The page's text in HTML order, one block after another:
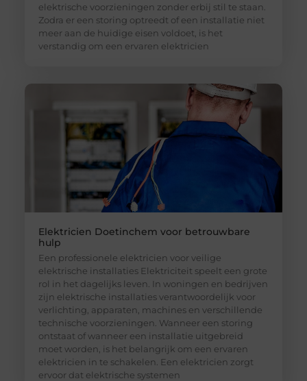
elektrische voorzieningen zonder erbij stil te staan.
Zodra er een storing optreedt of een installatie niet
meer aan de huidige eisen voldoet, is het
verstandig om een ervaren elektricien
Elektricien Doetinchem voor betrouwbare
hulp
Een professionele elektricien voor veilige
elektrische installaties Elektriciteit speelt een grote
rol in het dagelijks leven. In woningen en bedrijven
zijn elektrische installaties verantwoordelijk voor
verlichting, apparaten, machines en verschillende
technische voorzieningen. Wanneer een storing
ontstaat of wanneer een installatie uitgebreid
moet worden, is het belangrijk om een ervaren
elektricien in te schakelen. Een elektricien zorgt
ervoor dat elektrische systemen